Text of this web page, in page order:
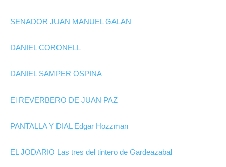
SENADOR JUAN MANUEL GALAN –
DANIEL CORONELL
DANIEL SAMPER OSPINA –
El REVERBERO DE JUAN PAZ
PANTALLA Y DIAL Edgar Hozzman
EL JODARIO Las tres del tintero de Gardeazabal